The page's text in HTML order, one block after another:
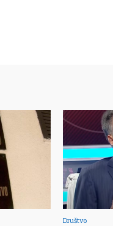
Društvo